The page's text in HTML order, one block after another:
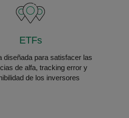
ETFs
diseñada para satisfacer las
de alfa, tracking error y
de los inversores